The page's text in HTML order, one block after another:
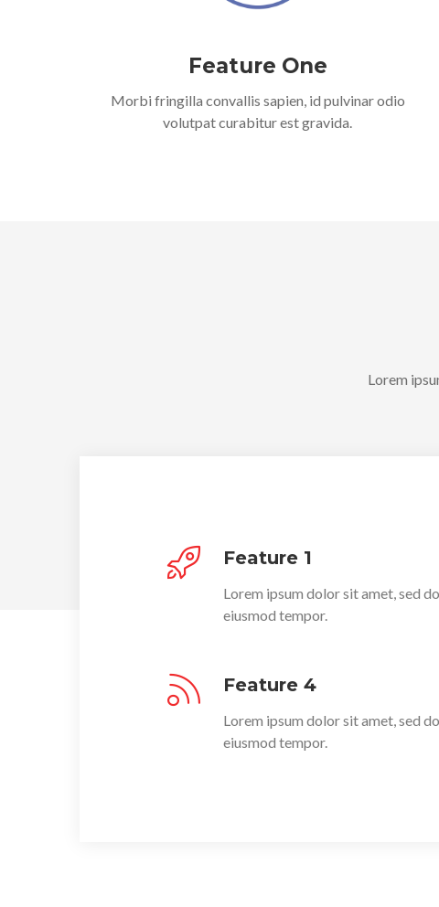
Feature One
Morbi fringilla convallis sapien, id pulvinar odio
volutpat curabitur est gravida.
Lorem
Feature 1
Lorem ipsum dolor sit amet, sed do
eiusmod tempor.
Feature 4
Lorem ipsum dolor sit amet, sed do
eiusmod tempor.